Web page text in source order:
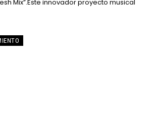
Mix”.Este innovador proyecto musical